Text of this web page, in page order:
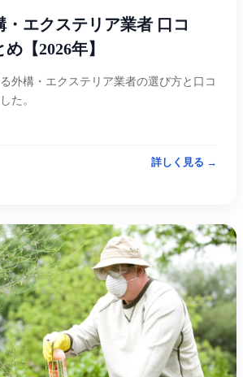
・エクステリア業者 口コ
【2026年】
外構・エクステリア業者の選び方と口コ
た。
詳しく見る →